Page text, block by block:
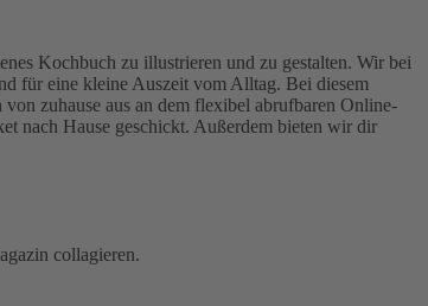
Kochbuch zu illustrieren und zu gestalten. Wir bei
für eine kleine Auszeit vom Alltag. Bei diesem
zuhause aus an dem flexibel abrufbaren Online-
nach Hause geschickt. Außerdem bieten wir dir
collagieren.